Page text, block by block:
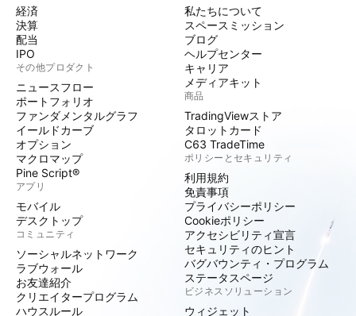
経済
決算
配当
IPO
その他プロダクト
ニュースフロー
ポートフォリオ
ファンダメンタルグラフ
イールドカーブ
オプション
マクロマップ
Pine Script®
アプリ
モバイル
デスクトップ
コミュニティ
ソーシャルネットワーク
ラブウォール
お友達紹介
クリエイタープログラム
ハウスルール
私たちについて
スペースミッション
ブログ
ヘルプセンター
キャリア
メディアキット
商品
TradingViewストア
タロットカード
C63 TradeTime
ポリシーとセキュリティ
利用規約
免責事項
プライバシーポリシー
Cookieポリシー
アクセシビリティ宣言
セキュリティのヒント
バグバウンティ・プログラム
ステータスページ
ビジネスソリューション
ウィジェット